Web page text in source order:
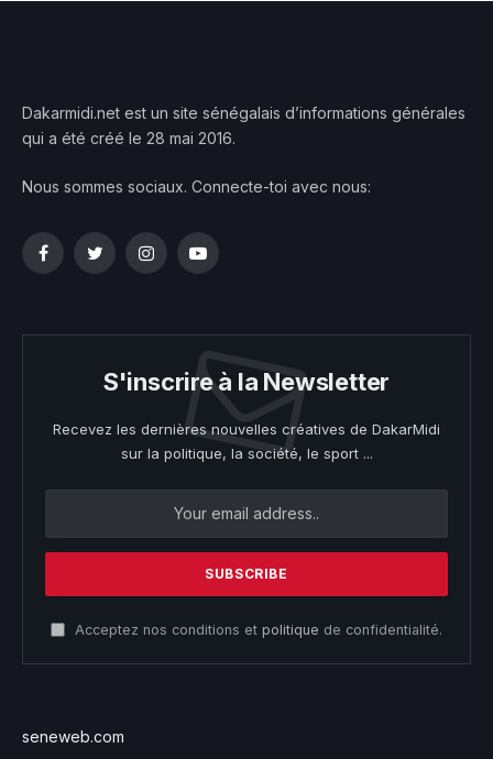
Dakarmidi.net est un site sénégalais d’informations générales
qui a été créé le 28 mai 2016.
Nous sommes sociaux. Connecte-toi avec nous:
FacebookTwitterInstagramYouTube
S'inscrire à la Newsletter
Recevez les dernières nouvelles créatives de DakarMidi
sur la politique, la société, le sport ...
Acceptez nos conditions et politique de confidentialité.
seneweb.com